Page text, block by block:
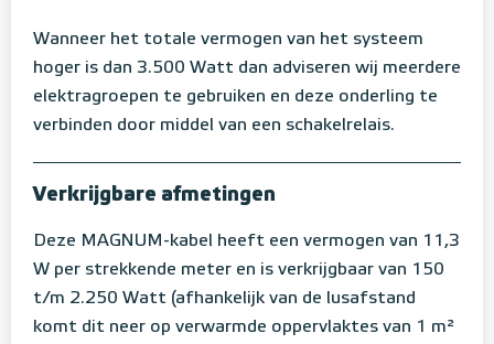
Wanneer het totale vermogen van het systeem
hoger is dan 3.500 Watt dan adviseren wij meerdere
elektragroepen te gebruiken en deze onderling te
verbinden door middel van een schakelrelais.
Verkrijgbare afmetingen
Deze MAGNUM-kabel heeft een vermogen van 11,3
W per strekkende meter en is verkrijgbaar van 150
t/m 2.250 Watt (afhankelijk van de lusafstand
komt dit neer op verwarmde oppervlaktes van 1 m²